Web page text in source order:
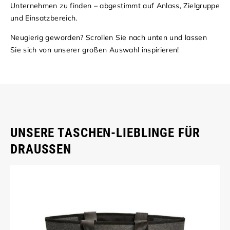
Unternehmen zu finden – abgestimmt auf Anlass, Zielgruppe
und Einsatzbereich.
Neugierig geworden? Scrollen Sie nach unten und lassen
Sie sich von unserer großen Auswahl inspirieren!
UNSERE TASCHEN-LIEBLINGE FÜR
DRAUSSEN